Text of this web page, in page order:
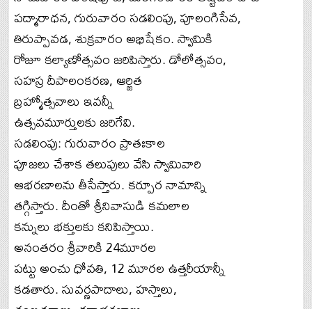
పద్మారాధన, గురువారం సడలింపు, పూలంగిసేవ,
తిరుప్పావడ, శుక్రవారం అభిషేకం. స్వామికి
రోజూ కల్యాణోత్సవం జరిపిస్తారు. డోలోత్సవం,
సహస్ర దీపాలంకరణ, ఆర్జిత
బ్రహ్మోత్సవాలు ఇవన్నీ
ఉత్సవమూర్తులకు జరిగేవి.
సడలింపు: గురువారం ప్రాతఃకాల
పూజలు చేశాక తలుపులు వేసి స్వామివారి
ఆభరణాలను తీసేస్తారు. కర్పూర నామాన్ని
తగ్గిస్తారు. దీంతో శ్రీనివాసుడి కమలాల
కన్నులు భక్తులకు కనిపిస్తాయి.
అనంతరం శ్రీవారికి 24మూరల
పట్టు అంచు ధోవతి, 12 మూరల ఉత్తరీయాన్నీ
కడతారు. సువర్ణపాదాలు, హస్తాలు,